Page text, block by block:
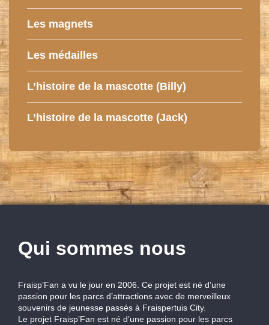
Les magnets
Les médailles
L’histoire de la mascotte (Billy)
L’histoire de la mascotte (Jack)
Qui sommes nous
Fraisp’Fan a vu le jour en 2006. Ce projet est né d’une
passion pour les parcs d’attractions avec de merveilleux
souvenirs de jeunesse passés à Fraispertuis City.
Le projet Fraisp’Fan est né d’une passion pour les parcs